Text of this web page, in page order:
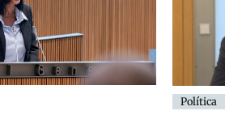
Política